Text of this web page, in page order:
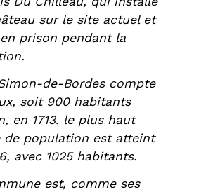
sur le site actuel et
prison pendant la
de-Bordes compte
soit 900 habitants
en 1713. le plus haut
de population est atteint
avec 1025 habitants.
est, comme ses